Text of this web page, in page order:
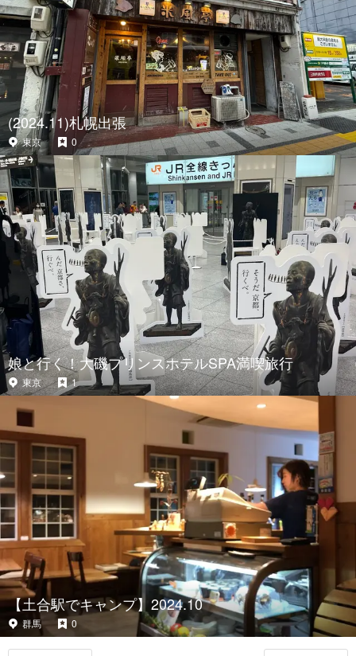
(2024.11)札幌出張
東京 0
娘と行く！大磯プリンスホテルSPA満喫旅行
東京 1
【土合駅でキャンプ】2024.10
群馬 0